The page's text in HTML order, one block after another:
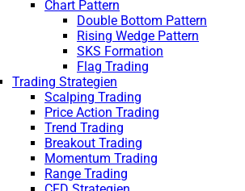
Chart Pattern
Double Bottom Pattern
Rising Wedge Pattern
SKS Formation
Flag Trading
Trading Strategien
Scalping Trading
Price Action Trading
Trend Trading
Breakout Trading
Momentum Trading
Range Trading